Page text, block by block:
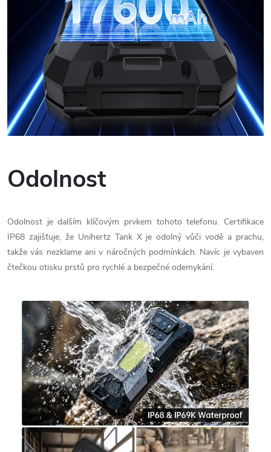
Odolnost
Odolnost je dalším klíčovým prvkem tohoto telefonu. Certifikace
IP68 zajišťuje, že Unihertz Tank X je odolný vůči vodě a prachu,
takže vás nezklame ani v náročných podmínkách. Navíc je vybaven
čtečkou otisku prstů pro rychlé a bezpečné odemykání.